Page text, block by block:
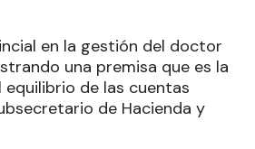
en la gestión del doctor
una premisa que es la
de las cuentas
de Hacienda y